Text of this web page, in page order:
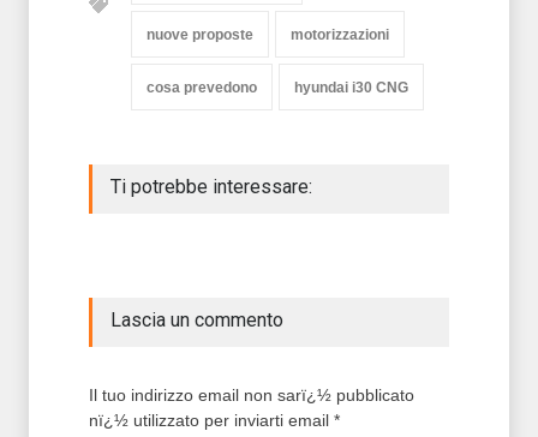
nuove proposte motorizzazioni
cosa prevedono hyundai i30 CNG
Ti potrebbe interessare:
Lascia un commento
Il tuo indirizzo email non sarï¿½ pubblicato
nï¿½ utilizzato per inviarti email *